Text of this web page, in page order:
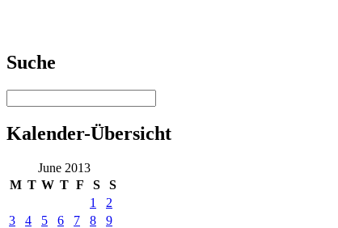
Suche
Kalender-Übersicht
June 2013
M T W T F S
S
1
2
3
4 5 6 7 8
9